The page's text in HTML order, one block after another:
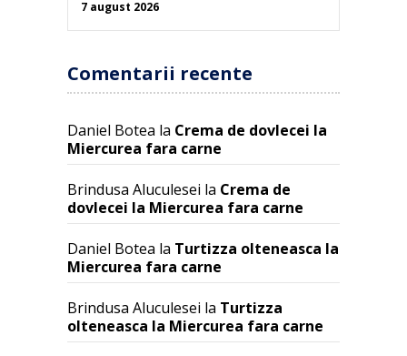
7 august 2026
Comentarii recente
Daniel Botea la Crema de dovlecei la
Miercurea fara carne
Brindusa Aluculesei la Crema de
dovlecei la Miercurea fara carne
Daniel Botea la Turtizza olteneasca la
Miercurea fara carne
Brindusa Aluculesei la Turtizza
olteneasca la Miercurea fara carne